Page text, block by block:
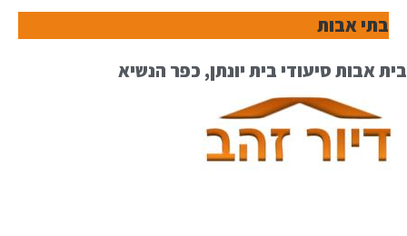
בתי אבות
בית אבות סיעודי בית יונתן, כפר הנשיא